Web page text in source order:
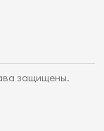
защищены.